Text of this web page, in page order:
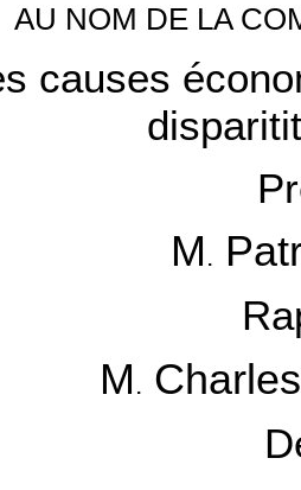
AU NOM DE LA
causes
M.
M.